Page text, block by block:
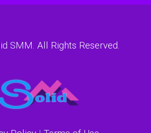
SMM. All Rights Reserved.